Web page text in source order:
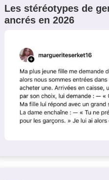
Les stéréotypes de
ancrés en 2026